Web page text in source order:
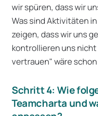
wir spüren, dass wir
Was sind Aktivitäten
zeigen, dass wir uns
kontrollieren uns
vertrauen" wäre
Schritt 4: Wie
Teamcharta und